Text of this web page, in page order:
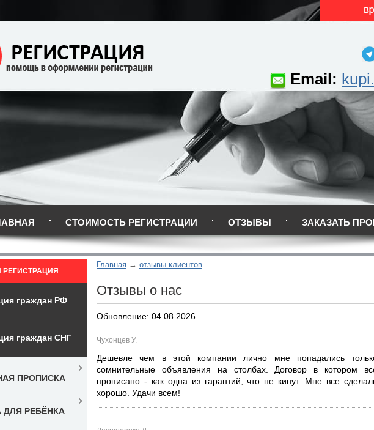
Email:
СТОИМОСТЬ РЕГИСТРАЦИИ ОТЗЫВЫ ЗАКАЗАТЬ
Главная отзывы клиентов
Отзывы о нас
Обновление: 04.08.2026
Чухонцев У.
Дешевле чем в этой компании лично мне попадались
сомнительные объявления на столбах. Договор в котором
прописано - как одна из гарантий, что не кинут. Мне все
хорошо. Удачи всем!
граждан РФ
граждан СНГ
ПРОПИСКА
ДЛЯ РЕБЁНКА